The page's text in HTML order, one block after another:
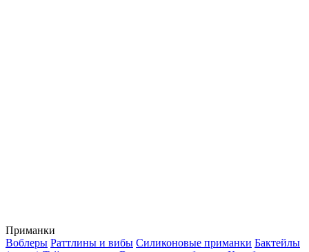
Приманки
Воблеры Раттлины и вибы Силиконовые приманки Бактейлы